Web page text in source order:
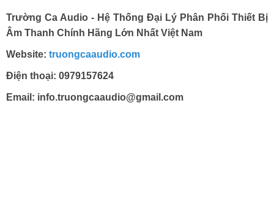
Trường Ca Audio - Hệ Thống Đại Lý Phân Phối Thiết Bị
Âm Thanh Chính Hãng Lớn Nhất Việt Nam
Website: truongcaaudio.com
Điện thoại: 0979157624
Email: info.truongcaaudio@gmail.com